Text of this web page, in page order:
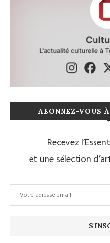
ABONNEZ-VOUS
Recevez
et une sélection